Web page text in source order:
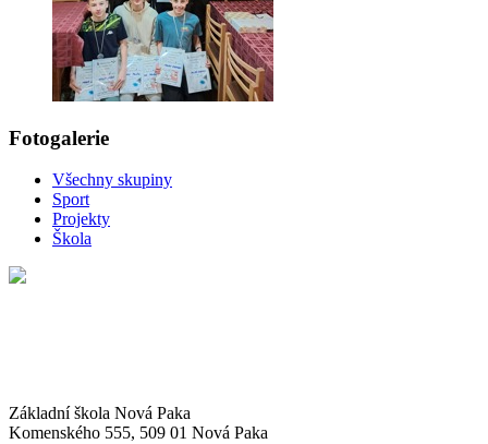
Fotogalerie
Všechny skupiny
Sport
Projekty
Škola
Základní škola Nová Paka
Komenského 555, 509 01 Nová Paka